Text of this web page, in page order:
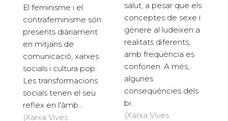
El feminisme i el
contrafeminisme són
presents diàriament
en mitjans de
comunicació, xarxes
socials i cultura pop.
Les transformacions
socials tenen el seu
reflex en l'àmb...
(Xarxa Vives
salut, a pesar que els
conceptes de sexe i
gènere al·ludeixen a
realitats diferents,
amb freqüència es
confonen. A més,
algunes
conseqüències dels
bi...
(Xarxa Vives